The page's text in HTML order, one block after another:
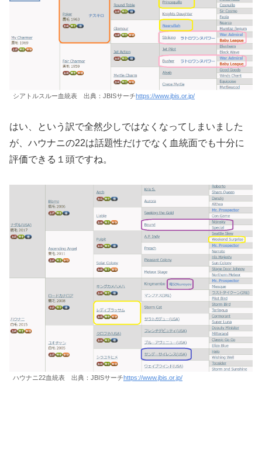
シアトルスルー血統表 出典：JBISサーチhttps://www.jbis.or.jp/
はい、という訳で全然少しではなくなってしまいました
が、ハウナニの22は話題性だけでなく血統面でも十分に
評価できる１頭ですね。
ハウナニ22血統表 出典：JBISサーチhttps://www.jbis.or.jp/